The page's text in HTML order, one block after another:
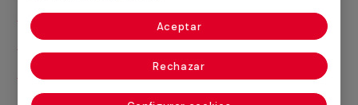
Presupuesto gratis y sin compromiso
Mano de obra de apertura de puerta
Rechazar
Aceptar